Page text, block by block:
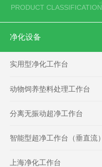
PRODUCT CLASSIFICATION
净化设备
实用型净化工作台
动物饲养垫料处理工作台
分离无振动超净工作台
智能型超净工作台（垂直流）
上海净化工作台